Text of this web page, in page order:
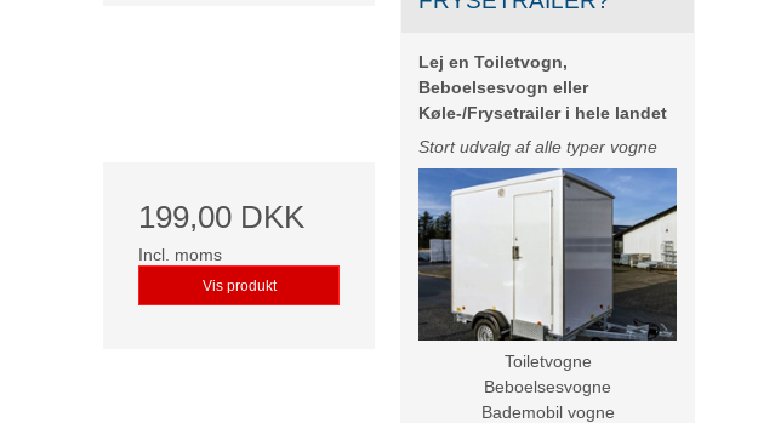
199,00 DKK
Incl. moms
Vis produkt
Lej en Toiletvogn,
Beboelsesvogn eller
Køle-/Frysetrailer i hele landet
Stort udvalg af alle typer vogne
Toiletvogne
Beboelsesvogne
Bademobil vogne